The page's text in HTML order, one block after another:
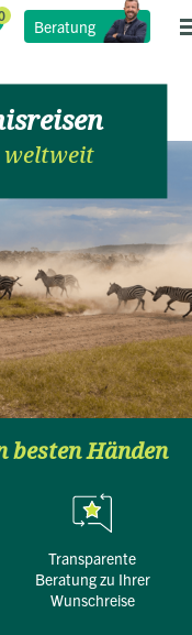
Beratung
weltweit
besten Händen
transparente
Beratung zu Ihrer
Wunschreise